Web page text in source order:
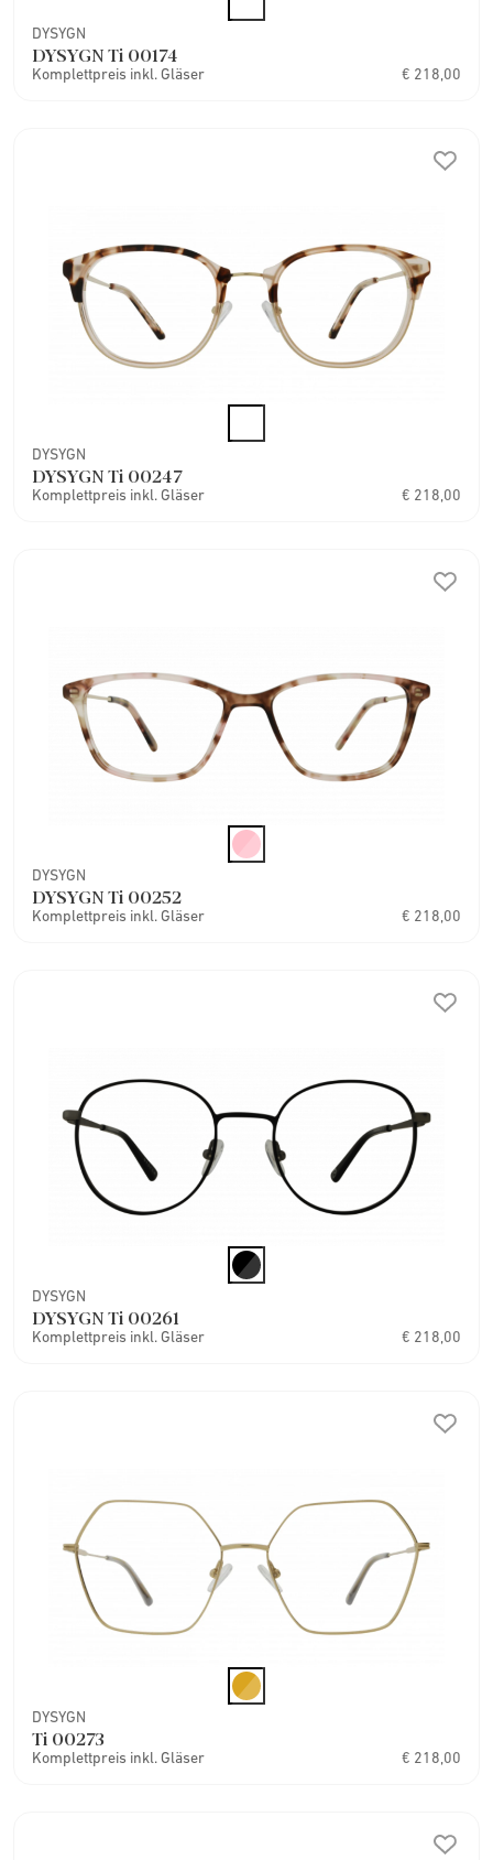
DYSYGN
DYSYGN Ti 00174
Komplettpreis inkl. Gläser € 218,00
DYSYGN
DYSYGN Ti 00247
Komplettpreis inkl. Gläser € 218,00
DYSYGN
DYSYGN Ti 00252
Komplettpreis inkl. Gläser € 218,00
DYSYGN
DYSYGN Ti 00261
Komplettpreis inkl. Gläser € 218,00
DYSYGN
Ti 00273
Komplettpreis inkl. Gläser € 218,00